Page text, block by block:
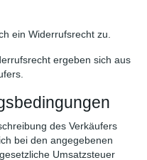
ein Widerrufsrecht zu.
ergeben sich aus
des Verkäufers
bei den angegebenen
Umsatzsteuer